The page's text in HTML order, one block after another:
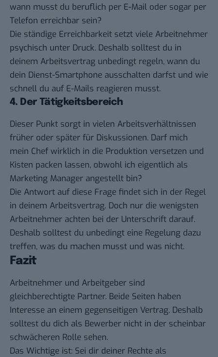
wann musst du beruflich per E-Mail oder sogar per
Telefon erreichbar sein?
Die ständige Erreichbarkeit setzt viele Arbeitnehmer
psychisch unter Druck. Deshalb solltest du in
deinem Arbeitsvertrag unbedingt regeln, wann du
dein Dienst-Smartphone ausschalten darfst und wie
schnell du auf E-Mails reagieren musst.
4. Der Tätigkeitsbereich
Dieser Punkt sorgt in vielen Arbeitsverhältnissen
früher oder später für Diskussionen. Darf mich
mein Chef wirklich in die Produktion versetzen und
Kisten packen lassen, obwohl ich eigentlich als
Marketing Manager angestellt bin?
Die Antwort auf diese Frage findet sich in der Regel
in deinem Arbeitsvertrag. Doch nur die wenigsten
Arbeitnehmer achten bei der Unterschrift darauf.
Deshalb solltest du unbedingt eine Regelung dazu
treffen, was du machen musst und was nicht.
Fazit
Arbeitnehmer und Arbeitgeber sind
gleichberechtigte Partner. Beide Seiten haben
Interesse an einem gegenseitigen Vertrag. Deshalb
solltest du dich als Bewerber nicht in der scheinbar
schwächeren Rolle sehen.
Das Wichtige ist: Sei dir deiner Rechte als